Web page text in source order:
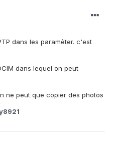
dans les paramèter. c'est
dans lequel on peut
ne peut que copier des photos